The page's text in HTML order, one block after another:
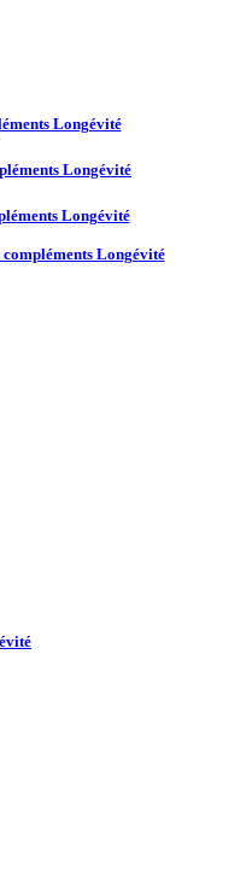
Longévité
Longévité
Longévité
Longévité